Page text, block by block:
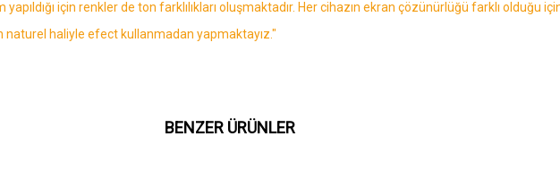
için renkler de ton farklılıkları oluşmaktadır. Her cihazın ekran çözünürlüğü farklı olduğu
haliyle efect kullanmadan yapmaktayız."
BENZER ÜRÜNLER